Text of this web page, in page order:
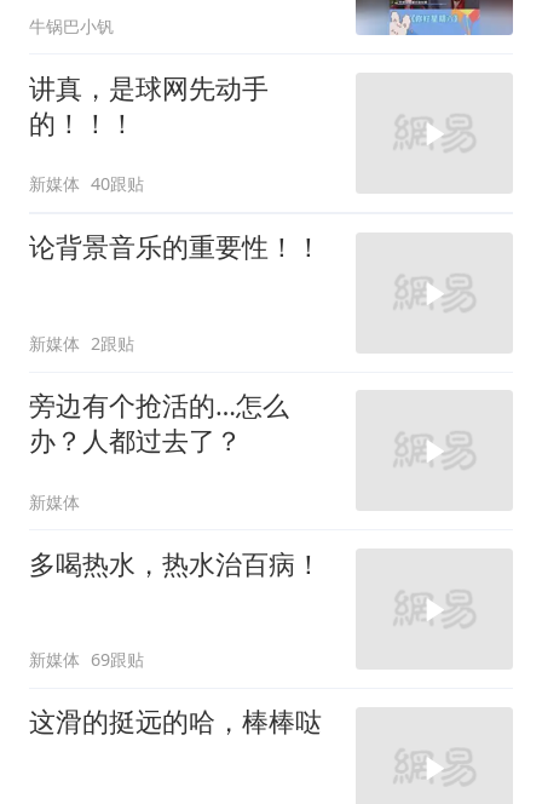
牛锅巴小钒
讲真，是球网先动手
的！！！
新媒体 40跟贴
论背景音乐的重要性！！
新媒体 2跟贴
旁边有个抢活的…怎么
办？人都过去了？
新媒体
多喝热水，热水治百病！
新媒体 69跟贴
这滑的挺远的哈，棒棒哒